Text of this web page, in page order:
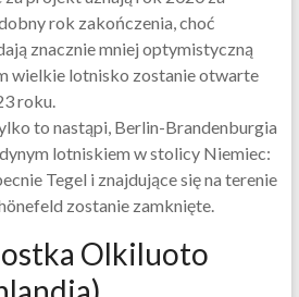
rok zakończenia, choć
znacznie mniej optymistyczną
wielkie lotnisko zostanie otwarte
roku.
to nastąpi, Berlin-Brandenburgia
lotniskiem w stolicy Niemiec:
Tegel i znajdujące się na terenie
zostanie zamknięte.
Olkiluoto